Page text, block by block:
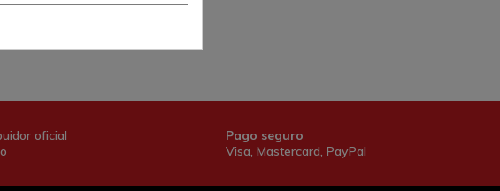
oficial
Pago seguro
Visa, Mastercard, PayPal